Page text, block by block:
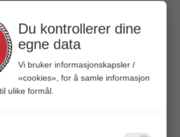
View+ Quick View+
Du kontrollerer dine
egne data
Vi bruker informasjonskapsler /
«cookies», for å samle informasjon
ulike formål.